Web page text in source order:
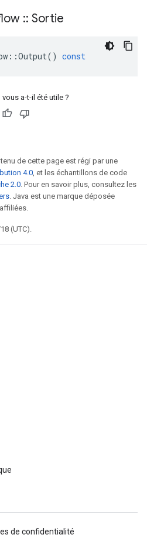
:: Sortie
::Output() const
vous a-t-il été utile ?
de cette page est régi par une
4.0, et les échantillons de code
2.0. Pour en savoir plus, consultez les
. Java est une marque déposée
(UTC).
de confidentialité